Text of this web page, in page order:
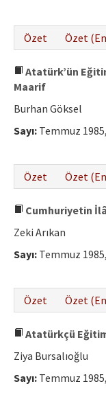
Özet
Özet
Atatürk’ün
Maarif
Burhan Göksel
Sayı: Temmuz
Özet
Özet
Cumhuriyetin
Zeki Arıkan
Sayı: Temmuz
Özet
Özet
Atatürkçü
Ziya Bursalıoğlu
Sayı: Temmuz